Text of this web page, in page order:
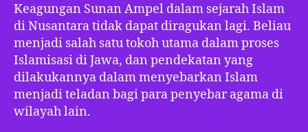
Keagungan Sunan Ampel dalam sejarah Islam
di Nusantara tidak dapat diragukan lagi. Beliau
menjadi salah satu tokoh utama dalam proses
Islamisasi di Jawa, dan pendekatan yang
dilakukannya dalam menyebarkan Islam
menjadi teladan bagi para penyebar agama di
wilayah lain.